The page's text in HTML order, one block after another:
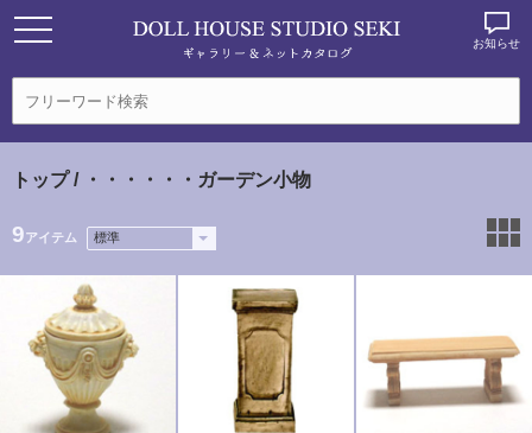
お知らせ
トップ/ ・・・・・・ガーデン小物
9アイテム